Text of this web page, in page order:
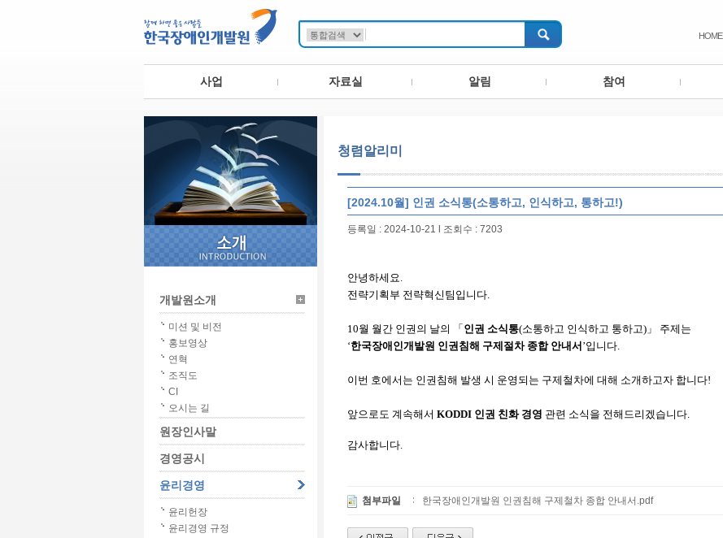
HOME
사업 자료실 알림 참여
개발원소개
미션 및 비전
홍보영상
연혁
조직도
CI
오시는 길
원장인사말
경영공시
윤리경영
윤리헌장
윤리경영 규정
청렴알리미
[2024.10월] 인권 소식통(소통하고, 인식하고, 통하고!)
등록일 : 2024-10-21 조회수 : 7203
안녕하세요.
전략기획부 전략혁신팀입니다.
10월 월간 인권의 날의 「 인권 소식통(소통하고 인식하고 통하고)」 주제는
‘한국장애인개발원 인권침해 구제절차 종합 안내서 ’입니다.
이번 호에서는 인권침해 발생 시 운영되는 구제철차에 대해 소개하고자 합니다!
앞으로도 계속해서 KODDI 인권 친화 경영 관련 소식을 전해드리겠습니다.
감사합니다.
첨부파일 한국장애인개발원 인권침해 구제철차 종합 안내서.pdf